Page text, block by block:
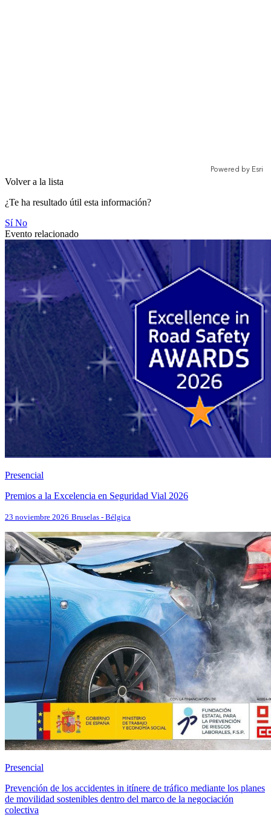
Volver a la lista
¿Te ha resultado útil esta información?
SíNo
Evento relacionado
Presencial
Premios a la Excelencia en Seguridad Vial 2026
23 noviembre 2026 Bruselas - Bélgica
Presencial
Prevención de los accidentes in itínere de tráfico mediante los planes
de movilidad sostenibles dentro del marco de la negociación
colectiva